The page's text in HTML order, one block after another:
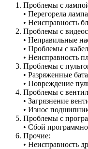
Проблемы с
• Перегорела
• Неисправность
Проблемы с
• Неправильные
• Проблемы с
• Неисправность
Проблемы с
• Разряженные
• Повреждение
Проблемы с
• Загрязнение
• Износ
Проблемы с
• Сбой
Прочие:
• Неисправность